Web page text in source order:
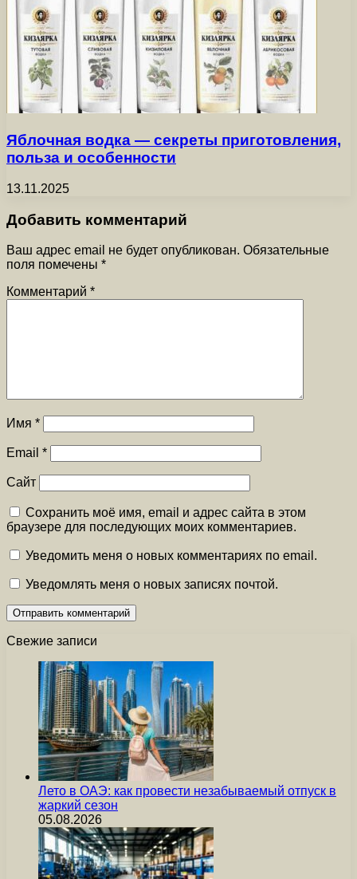
Яблочная водка — секреты приготовления,
польза и особенности
13.11.2025
Добавить комментарий
Ваш адрес email не будет опубликован. Обязательные
поля помечены *
Комментарий *
Имя *
Email *
Сайт
Сохранить моё имя, email и адрес сайта в этом
браузере для последующих моих комментариев.
Уведомить меня о новых комментариях по email.
Уведомлять меня о новых записях почтой.
Свежие записи
Лето в ОАЭ: как провести незабываемый отпуск в
жаркий сезон
05.08.2026